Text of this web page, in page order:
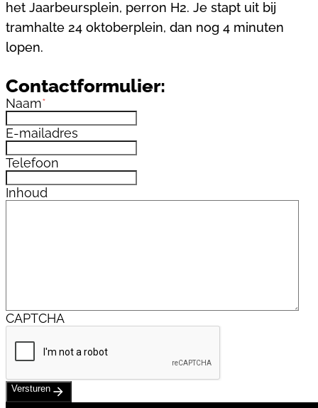
het Jaarbeursplein, perron H2. Je stapt uit bij
tramhalte 24 oktoberplein, dan nog 4 minuten
lopen.
Contactformulier:
Naam*
E-mailadres
Telefoon
Inhoud
CAPTCHA
Versturen